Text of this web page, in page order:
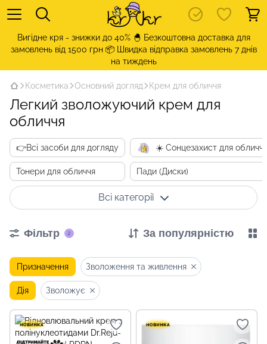
Вигідне кря - знижки до 40% 🐣 Безкоштовна доставка для
замовлень від 1500 грн 📦 Швидка відправка замовлень 7 днів
на тиждень
Косметика Основний догляд Крем для обличчя
Легкий зволожуючий крем для
обличчя
👉Всі засоби для догляду
Тонери для обличчя
☀️ Сонцезахист для обличчя
Пади (Диски)
Всі категорії
Фільтр 2 За популярністю
Призначення Зволоження та живлення
Дія Зволожує